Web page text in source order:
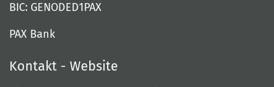
BIC: GENODED1PAX
PAX Bank
Kontakt - Website